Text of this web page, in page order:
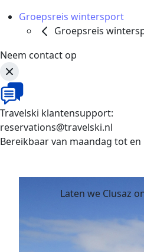
Groepsreis wintersport
Groepsreis
Neem contact op
Travelski klantensupport:
reservations@travelski.nl
Bereikbaar van maandag tot
Laten we Clusaz